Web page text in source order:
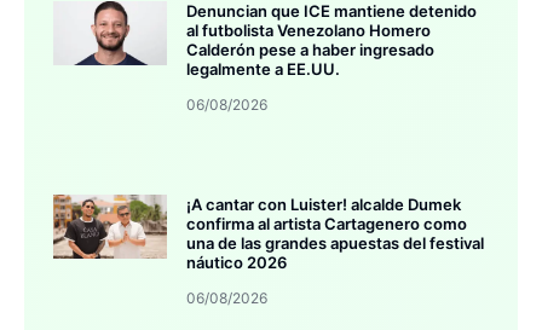
Denuncian que ICE mantiene detenido
al futbolista Venezolano Homero
Calderón pese a haber ingresado
legalmente a EE.UU.
06/08/2026
¡A cantar con Luister! alcalde Dumek
confirma al artista Cartagenero como
una de las grandes apuestas del festival
náutico 2026
06/08/2026